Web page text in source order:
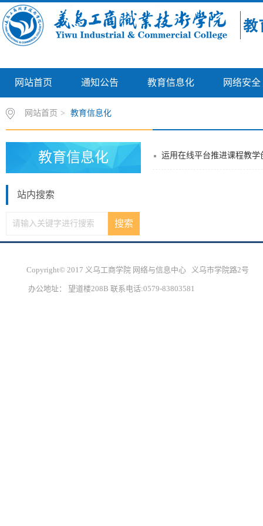
网站首页 通知公告 教育信息化 网络安全
网站首页 > 教育信息化
教育信息化
站内搜索
运用在线平台推进课程教学
Copyright© 2017 义乌工商学院 网络与信息中心 义乌市学院路2号
办公地址： 望道楼208B 联系电话:0579-83803581